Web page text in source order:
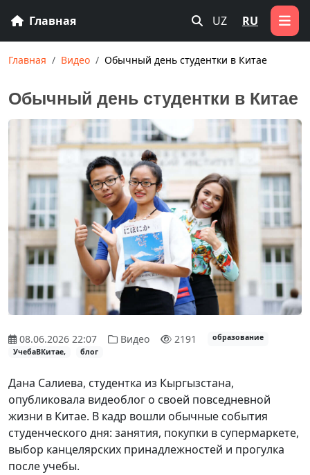
Главная UZ RU
Главная Видео Обычный день студентки в Китае
Обычный день студентки в Китае
08.06.2026 22:07 Видео 2191
образование
УчебаВКитае,
блог
Дана Салиева, студентка из Кыргызстана,
опубликовала видеоблог о своей повседневной
жизни в Китае. В кадр вошли обычные события
студенческого дня: занятия, покупки в супермаркете,
выбор канцелярских принадлежностей и прогулка
после учебы.